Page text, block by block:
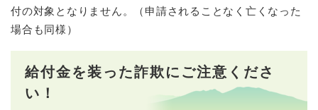
付の対象となりません。（申請されることなく亡くなった
場合も同様）
給付金を装った詐欺にご注意くださ
い！